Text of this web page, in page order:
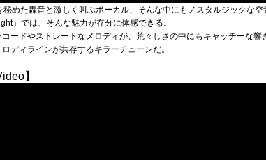
めた轟音と激しく叫ぶボーカル、そんな中にもノスタルジックな
」では、そんな魅力が存分に体感できる。
ードやストレートなメロディが、荒々しさの中にもキャッチーな響
ディラインが共存するキラーチューンだ。
】